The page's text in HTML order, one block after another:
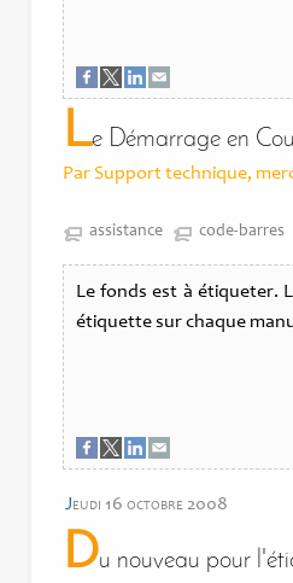
Le Démarrage en
Par Support technique,
assistance code-barres
Le fonds est à étiqueter.
étiquette sur chaque
jeudi 16 octobre 2008
Du nouveau pour